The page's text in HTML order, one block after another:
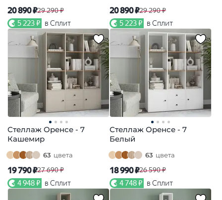
20 890 ₽29 290 ₽
5 223 ₽ в Сплит
20 890 ₽29 290 ₽
5 223 ₽ в Сплит
Стеллаж Оренсе - 7
Кашемир
63 цвета
19 790 ₽27 690 ₽
4 948 ₽ в Сплит
Стеллаж Оренсе - 7
Белый
63 цвета
18 990 ₽26 590 ₽
4 748 ₽ в Сплит